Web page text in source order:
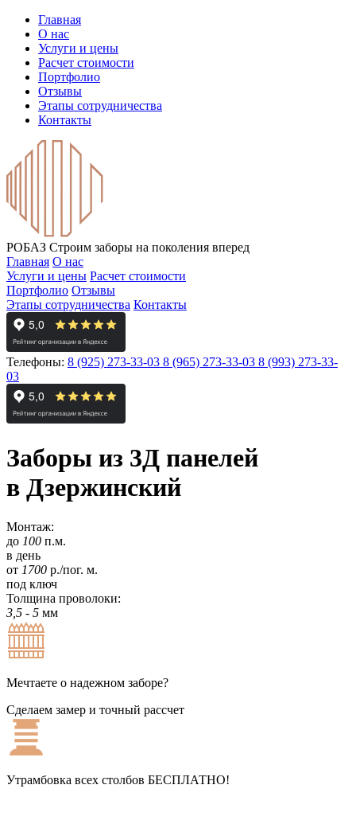
Главная
О нас
Услуги и цены
Расчет стоимости
Портфолио
Отзывы
Этапы сотрудничества
Контакты
РОБАЗ Строим заборы на поколения вперед
Главная О нас
Услуги и цены Расчет стоимости
Портфолио Отзывы
Этапы сотрудничества Контакты
Телефоны: 8 (925) 273-33-03 8 (965) 273-33-03 8 (993) 273-33-
03
Заборы из 3Д панелей
в Дзержинский
Монтаж:
до 100 п.м.
в день
от 1700 р./пог. м.
под ключ
Толщина проволоки:
3,5 - 5 мм
Мечтаете о надежном заборе?
Сделаем замер и точный рассчет
Утрамбовка всех столбов БЕСПЛАТНО!